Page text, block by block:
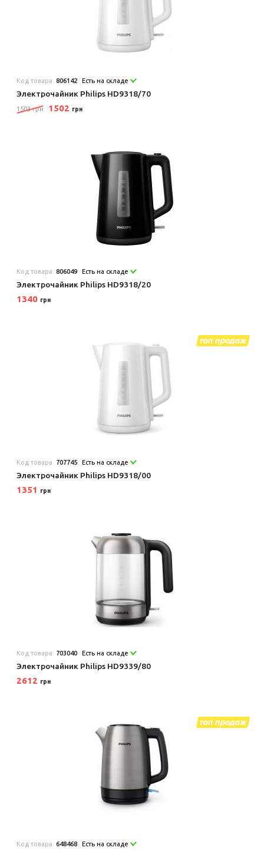
Код товара:806142 Есть на складе
Электрочайник Philips HD9318/70
1503 грн 1502 грн
Код товара:806049 Есть на складе
Электрочайник Philips HD9318/20
1340 грн
Код товара: 707745 Есть на складе
Электрочайник Philips HD9318/00
1351 грн
Код товара: 703040 Есть на складе
Электрочайник Philips HD9339/80
2612 грн
Код товара:648468 Есть на складе